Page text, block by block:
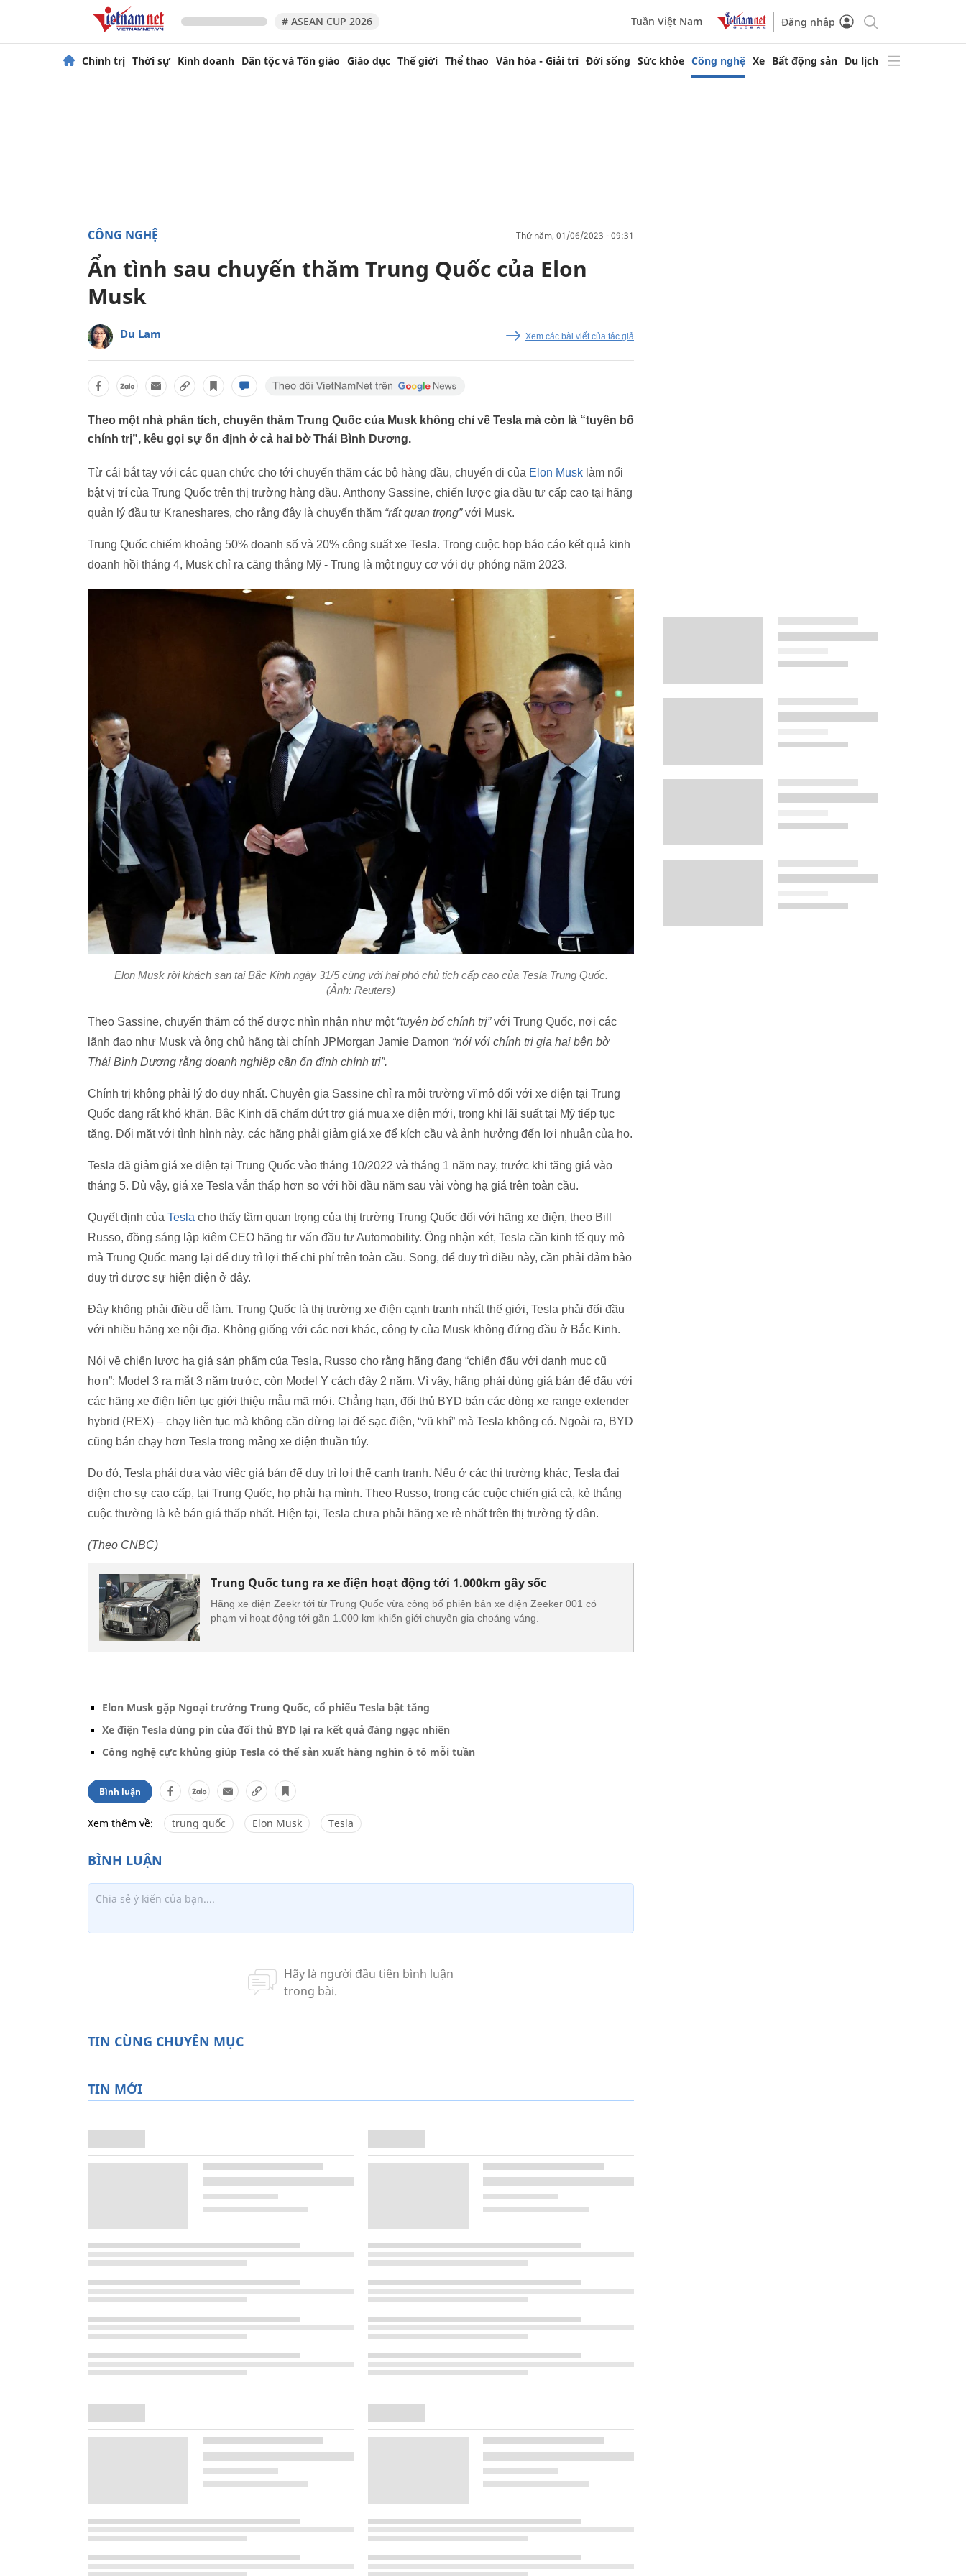
# ASEAN CUP 2026 Tuần Việt Nam Đăng nhập
Chính trị Thời sự Kinh doanh Dân tộc và Tôn giáo Giáo dục Thế giới Thể thao Văn hóa - Giải trí Đời sống Sức khỏe Công nghệ Xe Bất động sản Du lịch
CÔNG NGHỆ thứ năm, 01/06/2023 - 09:31
Ẩn tình sau chuyến thăm Trung Quốc của Elon
Musk
Du Lam Xem các bài viết của tác giả
Theo một nhà phân tích, chuyến thăm Trung Quốc của Musk không chỉ về Tesla mà còn là “tuyên bố
chính trị”, kêu gọi sự ổn định ở cả hai bờ Thái Bình Dương.
Từ cái bắt tay với các quan chức cho tới chuyến thăm các bộ hàng đầu, chuyến đi của Elon Musk làm nổi
bật vị trí của Trung Quốc trên thị trường hàng đầu. Anthony Sassine, chiến lược gia đầu tư cấp cao tại hãng
quản lý đầu tư Kraneshares, cho rằng đây là chuyến thăm “rất quan trọng”với Musk.
Trung Quốc chiếm khoảng 50% doanh số và 20% công suất xe Tesla. Trong cuộc họp báo cáo kết quả kinh
doanh hồi tháng 4, Musk chỉ ra căng thẳng Mỹ - Trung là một nguy cơ với dự phóng năm 2023.
Elon Musk rời khách sạn tại Bắc Kinh ngày 31/5 cùng với hai phó chủ tịch cấp cao của Tesla Trung Quốc.
(Ảnh: Reuters)
Theo Sassine, chuyến thăm có thể được nhìn nhận như một “tuyên bố chính trị”với Trung Quốc, nơi các
lãnh đạo như Musk và ông chủ hãng tài chính JPMorgan Jamie Damon “nói với chính trị gia hai bên bờ
Thái Bình Dương rằng doanh nghiệp cần ổn định chính trị”.
Chính trị không phải lý do duy nhất. Chuyên gia Sassine chỉ ra môi trường vĩ mô đối với xe điện tại Trung
Quốc đang rất khó khăn. Bắc Kinh đã chấm dứt trợ giá mua xe điện mới, trong khi lãi suất tại Mỹ tiếp tục
tăng. Đối mặt với tình hình này, các hãng phải giảm giá xe để kích cầu và ảnh hưởng đến lợi nhuận của họ.
Tesla đã giảm giá xe điện tại Trung Quốc vào tháng 10/2022 và tháng 1 năm nay, trước khi tăng giá vào
tháng 5. Dù vậy, giá xe Tesla vẫn thấp hơn so với hồi đầu năm sau vài vòng hạ giá trên toàn cầu.
Quyết định của Tesla cho thấy tầm quan trọng của thị trường Trung Quốc đối với hãng xe điện, theo Bill
Russo, đồng sáng lập kiêm CEO hãng tư vấn đầu tư Automobility. Ông nhận xét, Tesla cần kinh tế quy mô
mà Trung Quốc mang lại để duy trì lợi thế chi phí trên toàn cầu. Song, để duy trì điều này, cần phải đảm bảo
duy trì được sự hiện diện ở đây.
Đây không phải điều dễ làm. Trung Quốc là thị trường xe điện cạnh tranh nhất thế giới, Tesla phải đối đầu
với nhiều hãng xe nội địa. Không giống với các nơi khác, công ty của Musk không đứng đầu ở Bắc Kinh.
Nói về chiến lược hạ giá sản phẩm của Tesla, Russo cho rằng hãng đang “chiến đấu với danh mục cũ
hơn”: Model 3 ra mắt 3 năm trước, còn Model Y cách đây 2 năm. Vì vậy, hãng phải dùng giá bán để đấu với
các hãng xe điện liên tục giới thiệu mẫu mã mới. Chẳng hạn, đối thủ BYD bán các dòng xe range extender
hybrid (REX) – chạy liên tục mà không cần dừng lại để sạc điện, “vũ khí” mà Tesla không có. Ngoài ra, BYD
cũng bán chạy hơn Tesla trong mảng xe điện thuần túy.
Do đó, Tesla phải dựa vào việc giá bán để duy trì lợi thế cạnh tranh. Nếu ở các thị trường khác, Tesla đại
diện cho sự cao cấp, tại Trung Quốc, họ phải hạ mình. Theo Russo, trong các cuộc chiến giá cả, kẻ thắng
cuộc thường là kẻ bán giá thấp nhất. Hiện tại, Tesla chưa phải hãng xe rẻ nhất trên thị trường tỷ dân.
(Theo CNBC)
Trung Quốc tung ra xe điện hoạt động tới 1.000km gây sốc
Hãng xe điện Zeekr tới từ Trung Quốc vừa công bố phiên bản xe điện Zeeker 001 có
phạm vi hoạt động tới gần 1.000 km khiến giới chuyên gia choáng váng.
Elon Musk gặp Ngoại trưởng Trung Quốc, cổ phiếu Tesla bật tăng
Xe điện Tesla dùng pin của đối thủ BYD lại ra kết quả đáng ngạc nhiên
Công nghệ cực khủng giúp Tesla có thể sản xuất hàng nghìn ô tô mỗi tuần
Bình luận
Xem thêm về: trung quốc Elon Musk Tesla
TIN CÙNG CHUYÊN MỤC
TIN MỚI